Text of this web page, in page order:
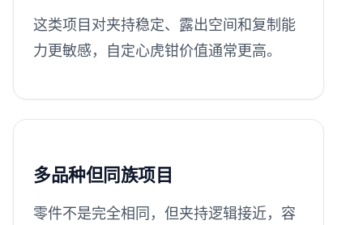
这类项目对夹持稳定、露出空间和复制能
力更敏感，自定心虎钳价值通常更高。
多品种但同族项目
零件不是完全相同，但夹持逻辑接近，容